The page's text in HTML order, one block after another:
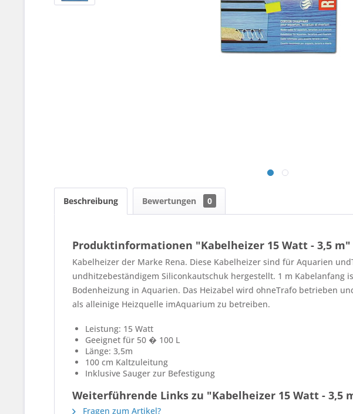
Beschreibung Bewertungen 0
Produktinformationen "Kabelheizer 15 Watt - 3,5 m"
Kabelheizer der Marke Rena. Diese Kabelheizer sind für Aquarien
undhitzebeständigem Siliconkautschuk hergestellt. 1 m Kabelanfang
Bodenheizung in Aquarien. Das Heizabel wird ohneTrafo betrieben
als alleinige Heizquelle imAquarium zu betreiben.
Leistung: 15 Watt
Geeignet für 50 � 100 L
Länge: 3,5m
100 cm Kaltzuleitung
Inklusive Sauger zur Befestigung
Weiterführende Links zu "Kabelheizer 15 Watt - 3,5
Fragen zum Artikel?